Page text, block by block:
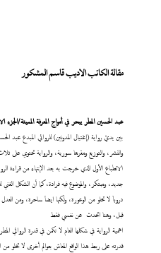
مقالة الكاتب الاديب قاسم المشكور
عبدالحسين المطر يبحر في أمواج المعرفة المميتة/الجزء
بين يديّ رواية (إغتيال المدونين) للروائي المبدع عبد
والنشر، والتوزيع ومقرها سورية، والرواية تحتوي
الانطباع الأول الذي خرجت به بعد الإنتهاء من قراءة
جديد، ومبتكر، والموضوع فيه فرادة، كما أن الشكل الفني
دروباَ لا تخلو من الوعورة، ولكنها ايضاَ ساحرة، ومن
قبل، وهنا اتحدث عن نفسي فقط
اهمية الرواية في شكلها العام لا تكمن في قدرة الروائي
قدرته على ربط هذا الواقع المعاش بعوالم أخرى لا تخلو